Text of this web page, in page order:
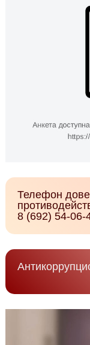
Телефон
8 (692) 54-06-